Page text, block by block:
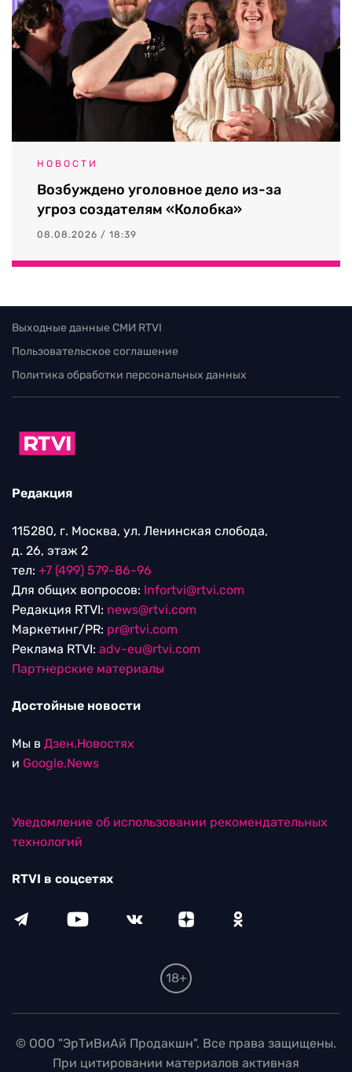
НОВОСТИ
Возбуждено уголовное дело из-за
угроз создателям «Колобка»
08.08.2026 / 18:39
Выходные данные СМИ RTVI
Пользовательское соглашение
Политика обработки персональных данных
Редакция
115280, г. Москва, ул. Ленинская слобода,
д. 26, этаж 2
тел: +7 (499) 579-86-96
Для общих вопросов: Infortvi@rtvi.com
Редакция RTVI: news@rtvi.com
Маркетинг/PR: pr@rtvi.com
Реклама RTVI: adv-eu@rtvi.com
Партнерские материалы
Достойные новости
Мы в Дзен.Новостях
и Google.News
Уведомление об использовании рекомендательных
технологий
RTVI в соцсетях
18+
© ООО "ЭрТиВиАй Продакшн". Все права защищены.
При цитировании материалов активная